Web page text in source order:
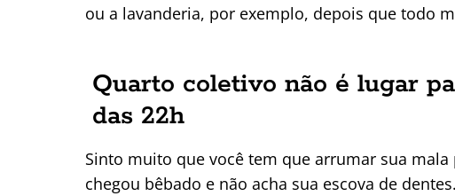
ou a lavanderia, por exemplo, depois que todo
Quarto coletivo não é lugar
das 22h
Sinto muito que você tem que arrumar sua
chegou bêbado e não acha sua escova de